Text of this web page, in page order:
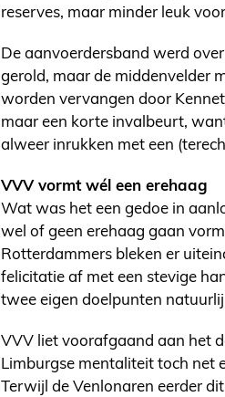
reserves, maar minder leuk
De aanvoerdersband werd
gerold, maar de middenvelder
worden vervangen door
maar een korte invalbeurt,
alweer inrukken met een
VVV vormt wél een erehaag
Wat was het een gedoe in
wel of geen erehaag gaan
Rotterdammers bleken er
felicitatie af met een stevige
twee eigen doelpunten
VVV liet voorafgaand aan het
Limburgse mentaliteit toch net
Terwijl de Venlonaren eerder